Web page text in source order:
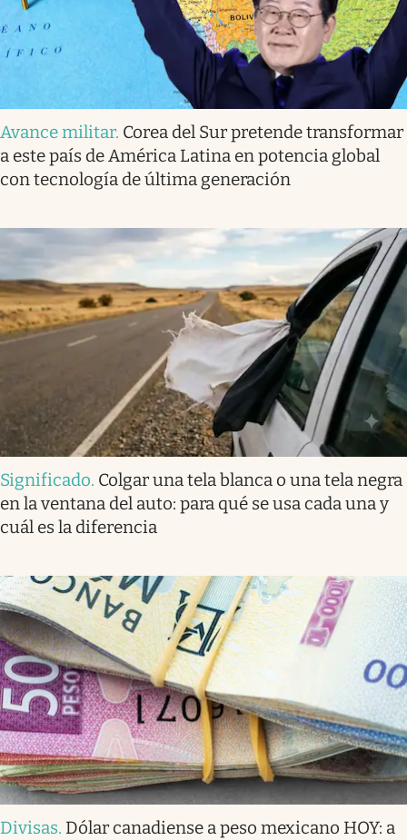
Avance militar. Corea del Sur pretende transformar
a este país de América Latina en potencia global
con tecnología de última generación
Significado. Colgar una tela blanca o una tela negra
en la ventana del auto: para qué se usa cada una y
cuál es la diferencia
Divisas. Dólar canadiense a peso mexicano HOY: a